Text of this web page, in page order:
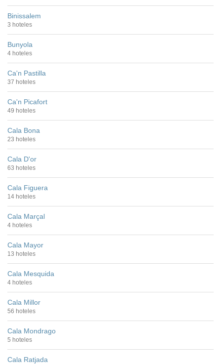
Binissalem
3 hoteles
Bunyola
4 hoteles
Ca'n Pastilla
37 hoteles
Ca'n Picafort
49 hoteles
Cala Bona
23 hoteles
Cala D'or
63 hoteles
Cala Figuera
14 hoteles
Cala Marçal
4 hoteles
Cala Mayor
13 hoteles
Cala Mesquida
4 hoteles
Cala Millor
56 hoteles
Cala Mondrago
5 hoteles
Cala Ratjada